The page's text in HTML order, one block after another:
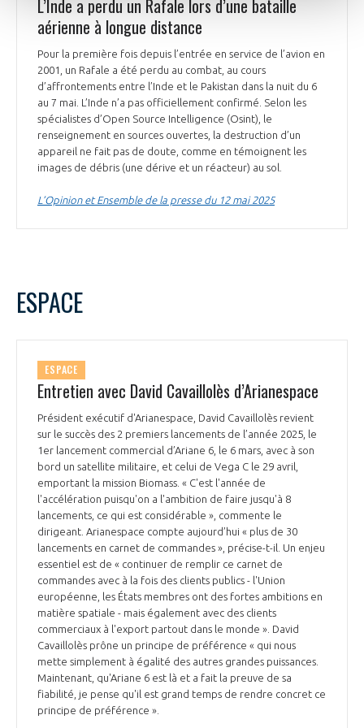
L’Inde a perdu un Rafale lors d’une bataille
aérienne à longue distance
Pour la première fois depuis l’entrée en service de l’avion en
2001, un Rafale a été perdu au combat, au cours
d’affrontements entre l’Inde et le Pakistan dans la nuit du 6
au 7 mai. L’Inde n’a pas officiellement confirmé. Selon les
spécialistes d’Open Source Intelligence (Osint), le
renseignement en sources ouvertes, la destruction d’un
appareil ne fait pas de doute, comme en témoignent les
images de débris (une dérive et un réacteur) au sol.
L’Opinion et Ensemble de la presse du 12 mai 2025
ESPACE
ESPACE
Entretien avec David Cavaillolès d’Arianespace
Président exécutif d'Arianespace, David Cavaillolès revient
sur le succès des 2 premiers lancements de l’année 2025, le
1er lancement commercial d’Ariane 6, le 6 mars, avec à son
bord un satellite militaire, et celui de Vega C le 29 avril,
emportant la mission Biomass. « C'est l'année de
l'accélération puisqu'on a l'ambition de faire jusqu'à 8
lancements, ce qui est considérable », commente le
dirigeant. Arianespace compte aujourd’hui « plus de 30
lancements en carnet de commandes », précise-t-il. Un enjeu
essentiel est de « continuer de remplir ce carnet de
commandes avec à la fois des clients publics - l'Union
européenne, les États membres ont des fortes ambitions en
matière spatiale - mais également avec des clients
commerciaux à l'export partout dans le monde ». David
Cavaillolès prône un principe de préférence « qui nous
mette simplement à égalité des autres grandes puissances.
Maintenant, qu'Ariane 6 est là et a fait la preuve de sa
fiabilité, je pense qu'il est grand temps de rendre concret ce
principe de préférence ».